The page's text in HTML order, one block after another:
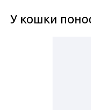
У кошки